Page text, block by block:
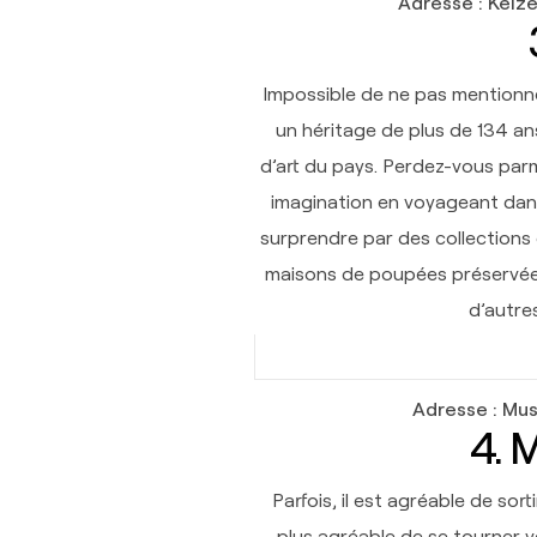
Impossible de ne pas
un héritage de plus de 134
d’art du pays. Perdez-vous
imagination en voyageant
surprendre par des collections
maisons de poupées
Adresse :
4.
Parfois, il est agréable de